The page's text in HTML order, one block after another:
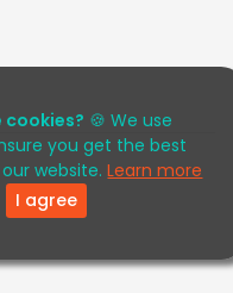
cookies? 🍪 We use
you get the best
website.Learn more
I agree